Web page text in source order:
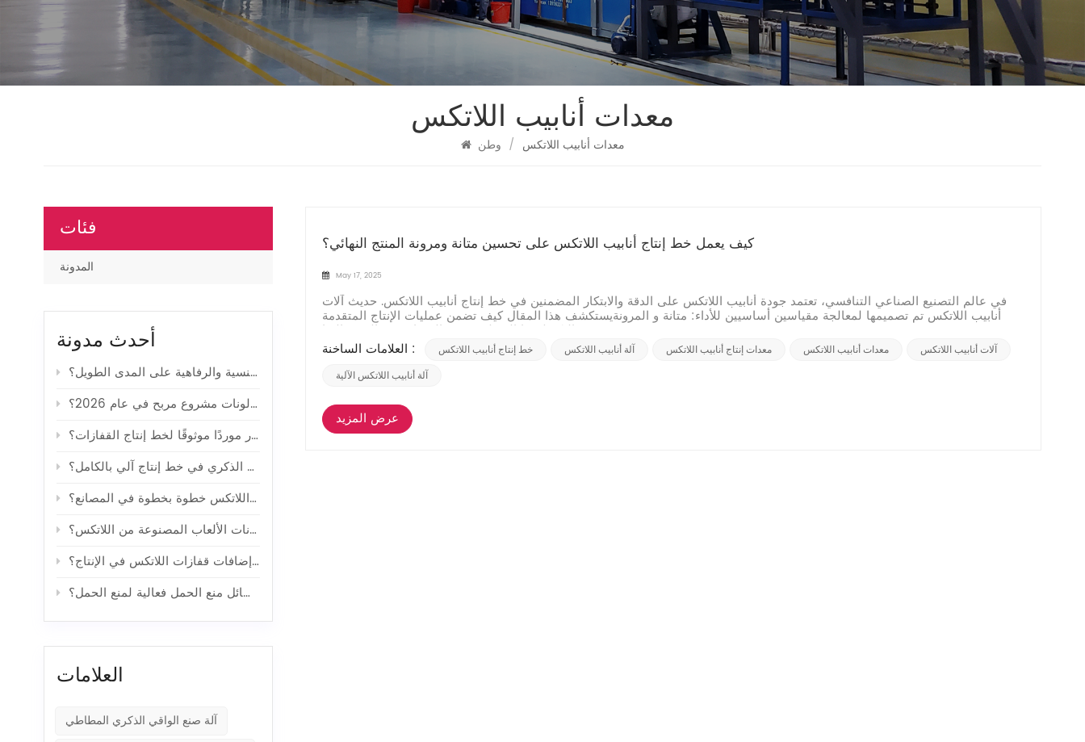
معدات أنابيب اللاتكس
وطن / معدات أنابيب اللاتكس
كيف يعمل خط إنتاج أنابيب اللاتكس على تحسين متانة ومرونة المنتج النهائي؟
May 17, 2025
في عالم التصنيع الصناعي التنافسي، تعتمد جودة أنابيب اللاتكس على الدقة والابتكار المضمنين في خط إنتاج أنابيب اللاتكس. حديث آلات
أنابيب اللاتكس تم تصميمها لمعالجة مقياسين أساسيين للأداء: متانة و المرونةيستكشف هذا المقال كيف تضمن عمليات الإنتاج المتقدمة
العلامات الساخنة :
خط إنتاج أنابيب اللاتكس آلة أنابيب اللاتكس معدات إنتاج أنابيب اللاتكس معدات أنابيب اللاتكس آلات أنابيب اللاتكس
آلة أنابيب اللاتكس الآلية
عرض المزيد
فئات
المدونة
أحدث مدونة
كيف تؤثر وسائل منع الحمل على الصحة الجنسية والرفاهية على المدى الطويل؟
هل صناعة البالونات مشروع مربح في عام 2026؟
كيف تختار موردًا موثوقًا لخط إنتاج القفازات؟
كيف يتم تصنيع الواقي الذكري في خط إنتاج آلي بالكامل؟
كيف تُصنع قفازات اللاتكس خطوة بخطوة في المصانع؟
ما هي التطورات التكنولوجية التي حسّنت من كفاءة إنتاج بالونات الألعاب المصنوعة من اللاتكس؟
ما هي فوائد استخدام إضافات قفازات اللاتكس في الإنتاج؟
ما هي أكثر وسائل منع الحمل فعالية لمنع الحمل؟
العلامات
آلة صنع الواقي الذكري المطاطي